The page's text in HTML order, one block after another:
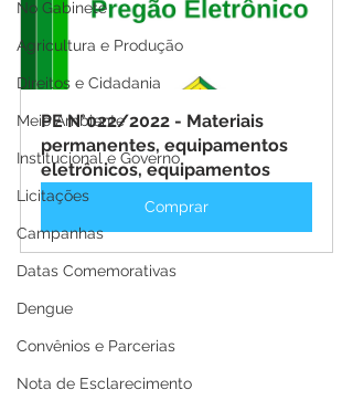
No Gabinete
Agricultura e Produção
Direitos e Cidadania
Meio Ambiente
Institucional e Governo
Licitações
Campanhas
Datas Comemorativas
Dengue
Convênios e Parcerias
Nota de Esclarecimento
PE N°022/2022 - Materiais
permanentes, equipamentos
eletrônicos, equipamentos
Comprar